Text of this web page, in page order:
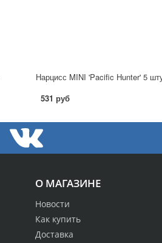
Нарцисс MINI 'Pacific Hunter' 5
531 руб
О МАГАЗИНЕ
Новости
Как купить
Доставка